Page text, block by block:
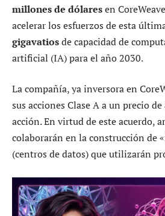
millones de dólaresen
acelerar los esfuerzos de esta
gigavatiosde capacidad de
artificial (IA) para el año 2030.
La compañía, ya inversora en
sus acciones Clase A a un precio de
acción. En virtud de este acuerdo,
colaborarán en la construcción de
(centros de datos) que utilizarán